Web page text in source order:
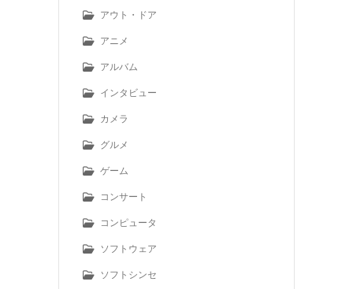
アウト・ドア
アニメ
アルバム
インタビュー
カメラ
グルメ
ゲーム
コンサート
コンピュータ
ソフトウェア
ソフトシンセ